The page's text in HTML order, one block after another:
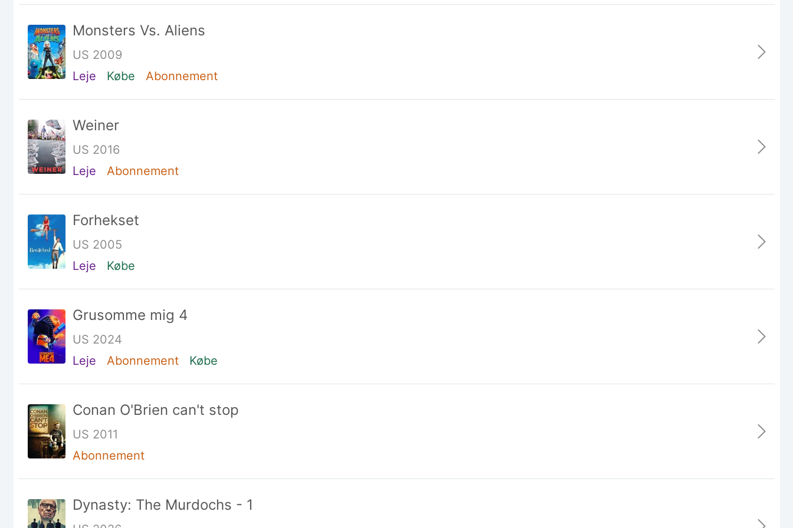
Monsters Vs. Aliens
US 2009
Leje
Købe Abonnement
Weiner
US 2016
Leje
Abonnement
Forhekset
US 2005
Leje
Købe
Grusomme mig 4
US 2024
Leje
Abonnement Købe
Conan O'Brien can't stop
US 2011
Abonnement
Dynasty: The Murdochs - 1